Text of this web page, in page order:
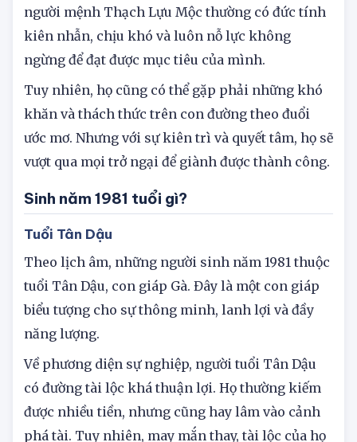
cường, bền bỉ và mãnh lực của tự nhiên. Những
người mệnh Thạch Lựu Mộc thường có đức tính
kiên nhẫn, chịu khó và luôn nỗ lực không
ngừng để đạt được mục tiêu của mình.
Tuy nhiên, họ cũng có thể gặp phải những khó
khăn và thách thức trên con đường theo đuổi
ước mơ. Nhưng với sự kiên trì và quyết tâm, họ sẽ
Sinh năm 1981 tuổi gì?
Tuổi Tân Dậu
Theo lịch âm, những người sinh năm 1981 thuộc
tuổi Tân Dậu, con giáp Gà. Đây là một con giáp
biểu tượng cho sự thông minh, lanh lợi và đầy
năng lượng.
Về phương diện sự nghiệp, người tuổi Tân Dậu
có đường tài lộc khá thuận lợi. Họ thường kiếm
được nhiều tiền, nhưng cũng hay lâm vào cảnh